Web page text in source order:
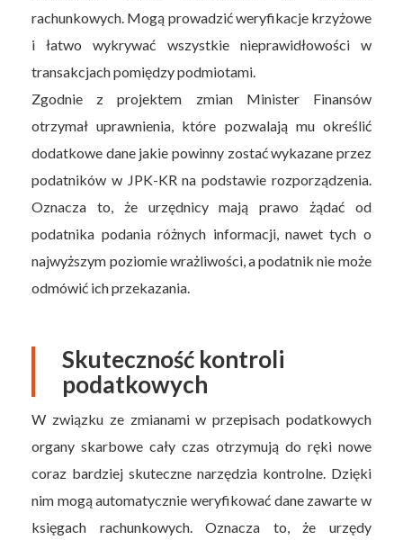
rachunkowych. Mogą prowadzić weryfikacje krzyżowe
i łatwo wykrywać wszystkie nieprawidłowości w
transakcjach pomiędzy podmiotami.
Zgodnie z projektem zmian Minister Finansów
otrzymał uprawnienia, które pozwalają mu określić
dodatkowe dane jakie powinny zostać wykazane przez
podatników w JPK-KR na podstawie rozporządzenia.
Oznacza to, że urzędnicy mają prawo żądać od
podatnika podania różnych informacji, nawet tych o
najwyższym poziomie wrażliwości, a podatnik nie może
odmówić ich przekazania.
Skuteczność kontroli
podatkowych
W związku ze zmianami w przepisach podatkowych
organy skarbowe cały czas otrzymują do ręki nowe
coraz bardziej skuteczne narzędzia kontrolne. Dzięki
nim mogą automatycznie weryfikować dane zawarte w
księgach rachunkowych. Oznacza to, że urzędy